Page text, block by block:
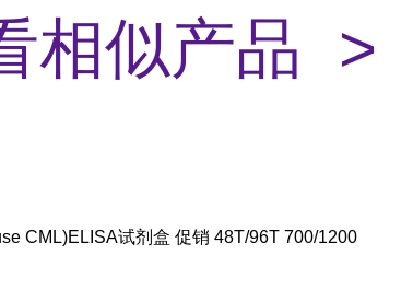
相似产品 >
CML)ELISA试剂盒 促销 48T/96T 700/1200